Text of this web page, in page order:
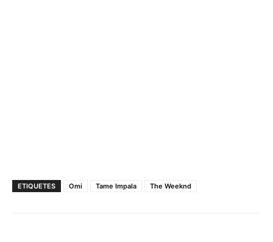
ETIQUETES Omi Tame Impala The Weeknd